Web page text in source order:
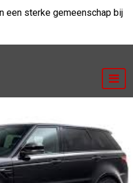
een sterke gemeenschap bij